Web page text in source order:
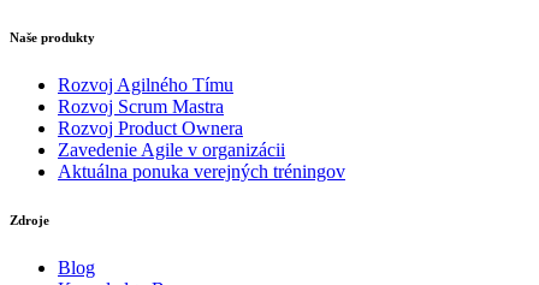
Naše produkty
Rozvoj Agilného Tímu
Rozvoj Scrum Mastra
Rozvoj Product Ownera
Zavedenie Agile v organizácii
Aktuálna ponuka verejných tréningov
Zdroje
Blog